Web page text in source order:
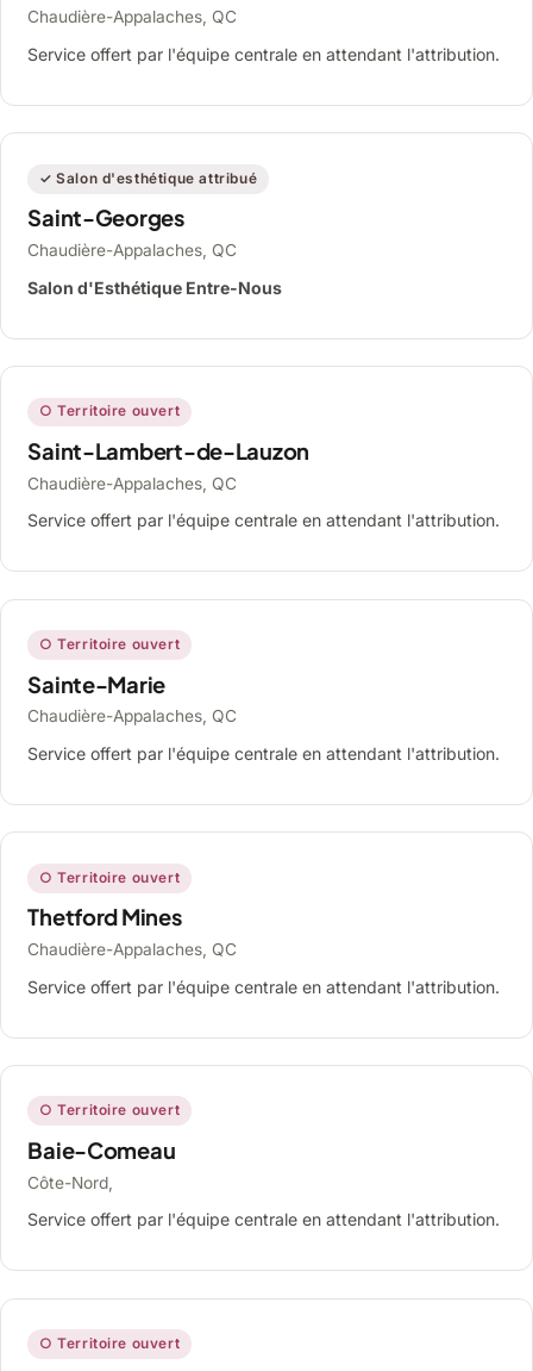
Chaudière-Appalaches, QC
Service offert par l'équipe centrale en attendant l'attribution.
✓ Salon d'esthétique attribué
Saint-Georges
Chaudière-Appalaches, QC
Salon d'Esthétique Entre-Nous
○ Territoire ouvert
Saint-Lambert-de-Lauzon
Chaudière-Appalaches, QC
Service offert par l'équipe centrale en attendant l'attribution.
○ Territoire ouvert
Sainte-Marie
Chaudière-Appalaches, QC
Service offert par l'équipe centrale en attendant l'attribution.
○ Territoire ouvert
Thetford Mines
Chaudière-Appalaches, QC
Service offert par l'équipe centrale en attendant l'attribution.
○ Territoire ouvert
Baie-Comeau
Côte-Nord,
Service offert par l'équipe centrale en attendant l'attribution.
○ Territoire ouvert